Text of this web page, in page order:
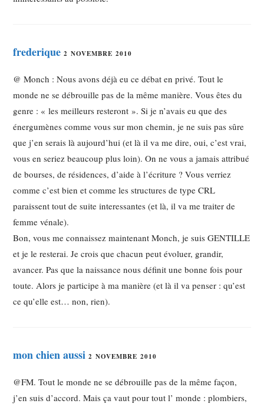
frederique 2 NOVEMBRE 2010
@ Monch : Nous avons déjà eu ce débat en privé. Tout le
monde ne se débrouille pas de la même manière. Vous êtes du
genre : « les meilleurs resteront ». Si je n’avais eu que des
énergumènes comme vous sur mon chemin, je ne suis pas sûre
que j’en serais là aujourd’hui (et là il va me dire, oui, c’est vrai,
vous en seriez beaucoup plus loin). On ne vous a jamais attribué
de bourses, de résidences, d’aide à l’écriture ? Vous verriez
comme c’est bien et comme les structures de type CRL
paraissent tout de suite interessantes (et là, il va me traiter de
femme vénale).
Bon, vous me connaissez maintenant Monch, je suis GENTILLE
et je le resterai. Je crois que chacun peut évoluer, grandir,
avancer. Pas que la naissance nous définit une bonne fois pour
toute. Alors je participe à ma manière (et là il va penser : qu’est
ce qu’elle est… non, rien).
mon chien aussi 2 NOVEMBRE 2010
@FM. Tout le monde ne se débrouille pas de la même façon,
j’en suis d’accord. Mais ça vaut pour tout l’ monde : plombiers,